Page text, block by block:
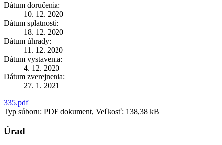
Dátum doručenia:
10. 12. 2020
Dátum splatnosti:
18. 12. 2020
Dátum úhrady:
11. 12. 2020
Dátum vystavenia:
4. 12. 2020
Dátum zverejnenia:
27. 1. 2021
335.pdf
Typ súboru: PDF dokument, Veľkosť: 138,38 kB
Úrad